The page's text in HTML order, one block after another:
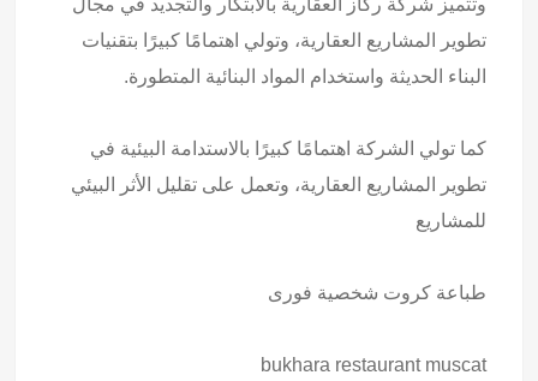
تطوير المشاريع العقارية، وتولي اهتمامًا كبيرًا بتقنيات
البناء الحديثة واستخدام المواد البنائية المتطورة.
كما تولي الشركة اهتمامًا كبيرًا بالاستدامة البيئية في
تطوير المشاريع العقارية، وتعمل على تقليل الأثر البيئي
للمشاريع
طباعة كروت شخصية فورى
bukhara restaurant muscat